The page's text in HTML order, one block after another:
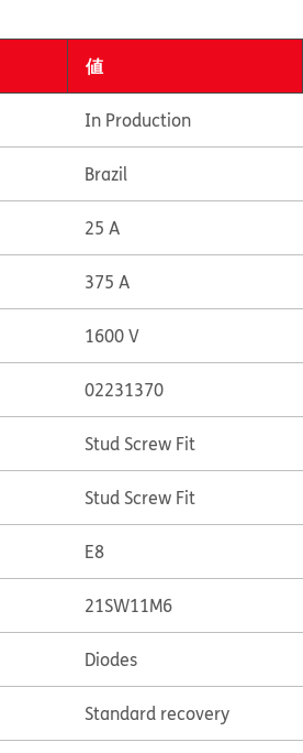
値
In Production
Brazil
25 A
375 A
1600 V
02231370
Stud Screw Fit
Stud Screw Fit
E8
21SW11M6
Diodes
Standard recovery